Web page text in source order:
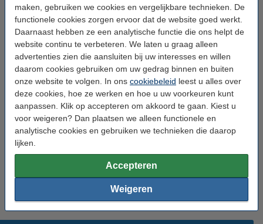
maken, gebruiken we cookies en vergelijkbare technieken. De
functionele cookies zorgen ervoor dat de website goed werkt.
Daarnaast hebben ze een analytische functie die ons helpt de
website continu te verbeteren. We laten u graag alleen
advertenties zien die aansluiten bij uw interesses en willen
daarom cookies gebruiken om uw gedrag binnen en buiten
onze website te volgen. In ons cookiebeleid leest u alles over
deze cookies, hoe ze werken en hoe u uw voorkeuren kunt
aanpassen. Klik op accepteren om akkoord te gaan. Kiest u
voor weigeren? Dan plaatsen we alleen functionele en
analytische cookies en gebruiken we technieken die daarop
lijken.
Accepteren
Weigeren
Heated bed temp: 50 - 75 °C
Max. deviatie: ± 0,05 mm
Rondheid: >95%
Dichtheid: 1,16 g/cm³
Spoel buitendiameter: Ø 20,0 cm
Spoel binnendiameter: Ø 5,2 cm
Spoel breedte: 6,8 cm
Gewicht lege spoel: ± 216 gram
Ons Artikelnr: DHM00170